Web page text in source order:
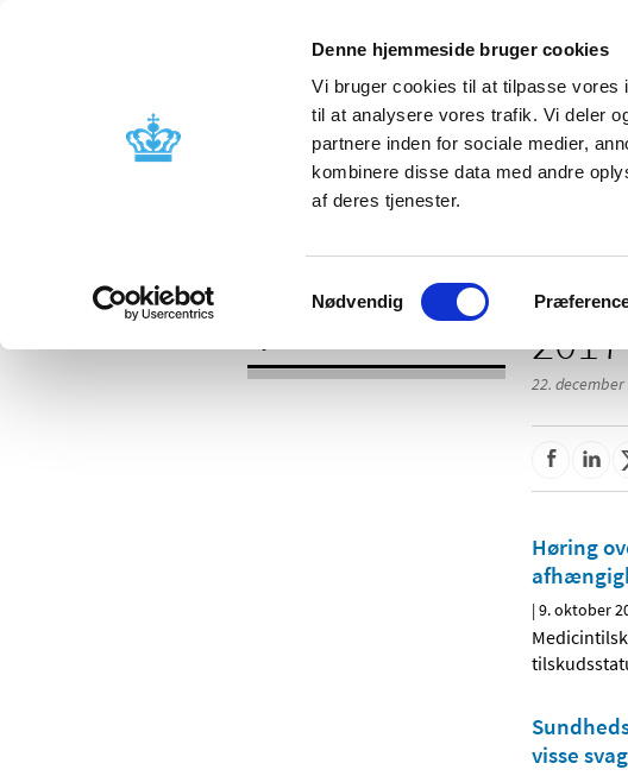
Denne hjemmeside bruger cookies
Vi bruger cookies til at tilpasse vores
til at analysere vores trafik. Vi deler
partnere inden for sociale medier,
kombinere disse data med andre
af deres tjenester.
Samtykkevalg
Nødvendig
Godkendelse og
Bivirkninger og
produktinformation
2017
22. december
Høring
|9. oktober
visse